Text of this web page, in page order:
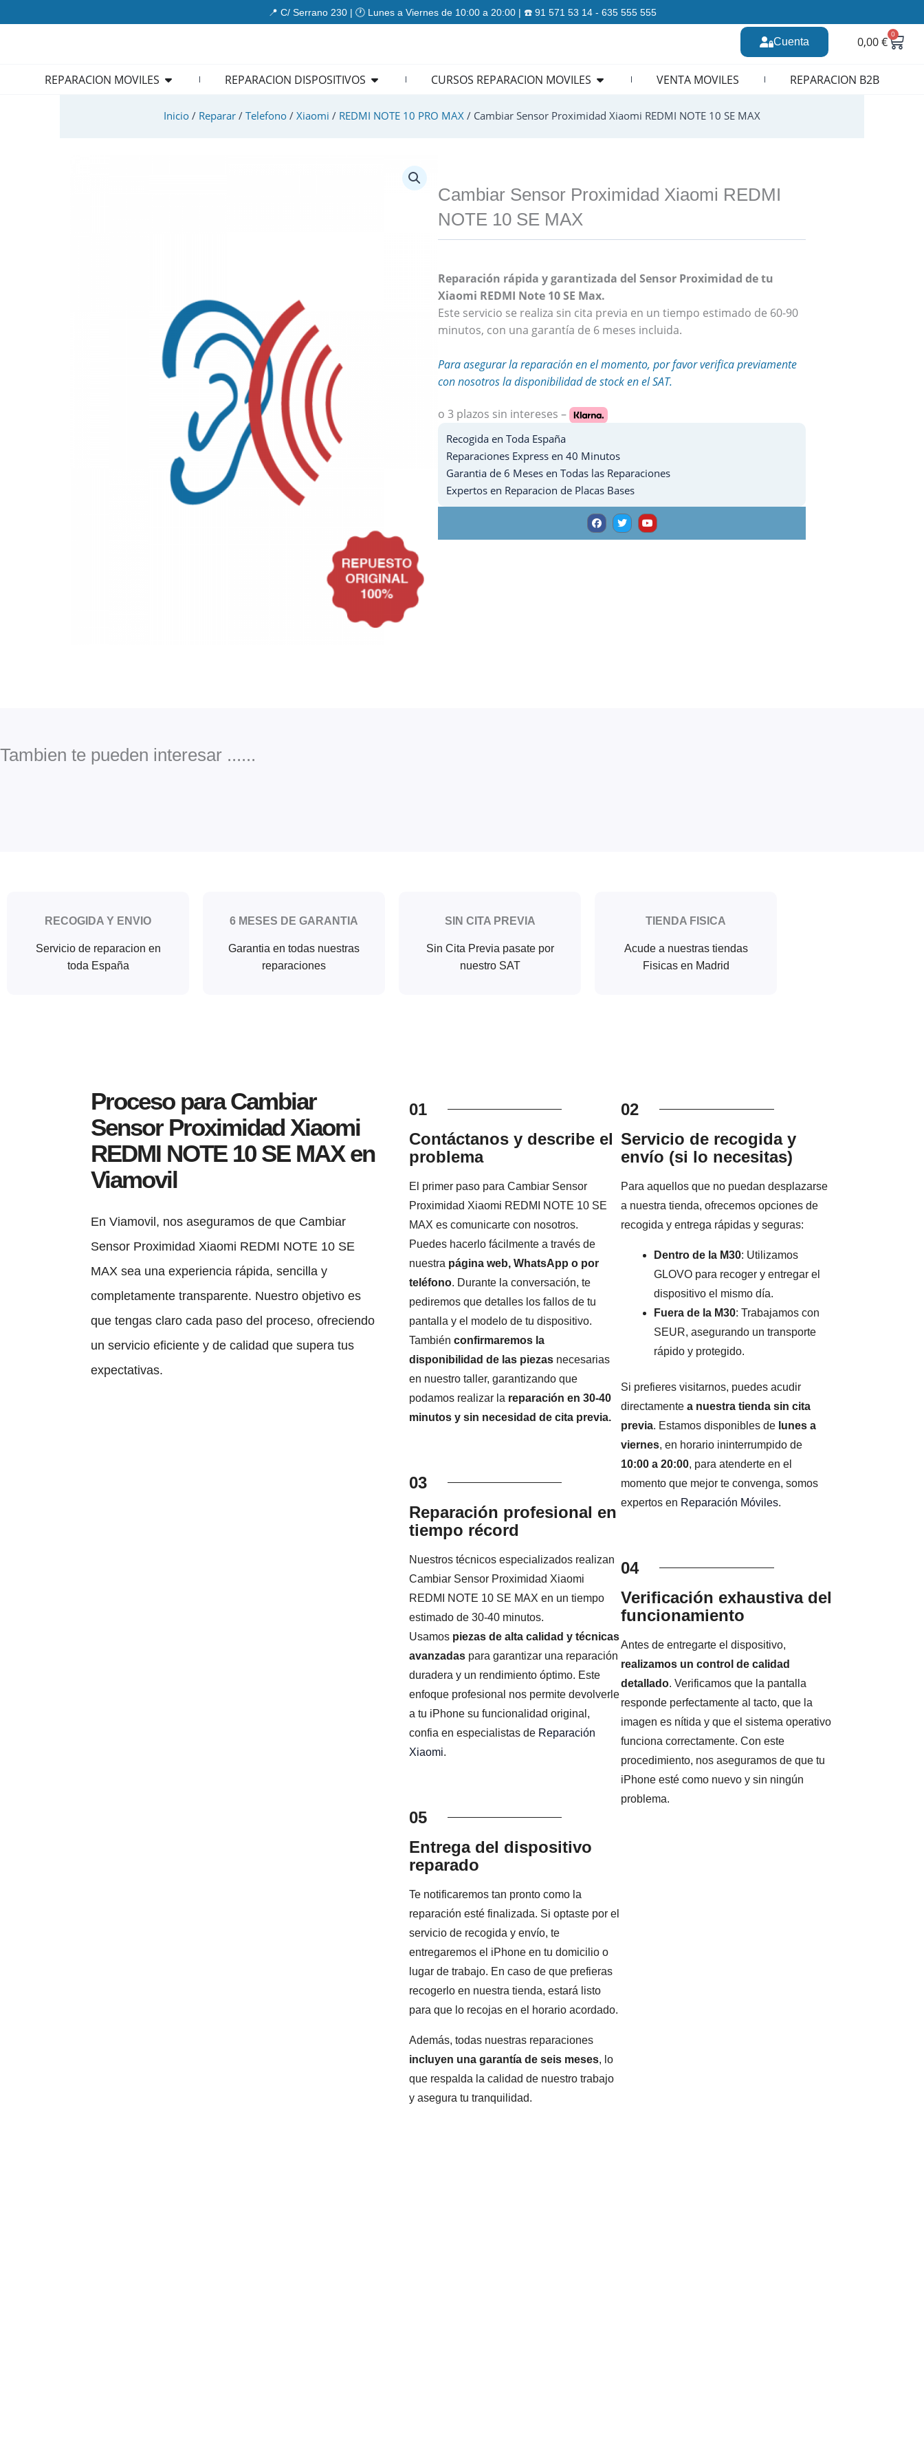
al
📍 C/ Serrano 230 | 🕐 Lunes a Viernes de 10:00 a 20:00 | ☎️ 91 571 53 14 - 635 555 555
Cuenta 0,00€
0
REPARACION MOVILES Open REPARACION MOVILES
REPARACION DISPOSITIVOS Open REPARACION DISPOSITIVOS
CURSOS REPARACION MOVILES Open CURSOS REPARACION MOVILES
VENTA MOVILES REPARACION B2B
Inicio / Reparar / Telefono / Xiaomi / REDMI NOTE 10 PRO MAX / Cambiar Sensor Proximidad Xiaomi REDMI NOTE 10 SE MAX
Cambiar Sensor Proximidad Xiaomi REDMI
NOTE 10 SE MAX
Reparación rápida y garantizada del Sensor Proximidad de tu
Xiaomi REDMI Note 10 SE Max.
Este servicio se realiza sin cita previa en un tiempo estimado de 60-90
minutos, con una garantía de 6 meses incluida.
Para asegurar la reparación en el momento, por favor verifica previamente
con nosotros la disponibilidad de stock en el SAT.
o 3 plazos sin intereses –
Recogida en Toda España
Reparaciones Express en 40 Minutos
Garantia de 6 Meses en Todas las Reparaciones
Expertos en Reparacion de Placas Bases
F
a
c
e
T
w
i
t
Y
o
u
t
Tambien te pueden interesar ......
RECOGIDA Y ENVIO
Servicio de reparacion en
toda España
6 MESES DE GARANTIA
Garantia en todas nuestras
reparaciones
SIN CITA PREVIA
Sin Cita Previa pasate por
nuestro SAT
TIENDA FISICA
Acude a nuestras tiendas
Fisicas en Madrid
Proceso para Cambiar
Sensor Proximidad Xiaomi
REDMI NOTE 10 SE MAX en
Viamovil
En Viamovil, nos aseguramos de que Cambiar
Sensor Proximidad Xiaomi REDMI NOTE 10 SE
MAX sea una experiencia rápida, sencilla y
completamente transparente. Nuestro objetivo es
que tengas claro cada paso del proceso, ofreciendo
un servicio eficiente y de calidad que supera tus
expectativas.
01
Contáctanos y describe el
problema
El primer paso para Cambiar Sensor
Proximidad Xiaomi REDMI NOTE 10 SE
MAX es comunicarte con nosotros.
Puedes hacerlo fácilmente a través de
nuestra página web, WhatsApp o por
teléfono. Durante la conversación, te
pediremos que detalles los fallos de tu
pantalla y el modelo de tu dispositivo.
También confirmaremos la
disponibilidad de las piezasnecesarias
en nuestro taller, garantizando que
podamos realizar la reparación en 30-40
minutos y sin necesidad de cita previa.
03
Reparación profesional en
tiempo récord
Nuestros técnicos especializados realizan
Cambiar Sensor Proximidad Xiaomi
REDMI NOTE 10 SE MAX en un tiempo
estimado de 30-40 minutos.
Usamos piezas de alta calidad y técnicas
avanzadaspara garantizar una reparación
duradera y un rendimiento óptimo. Este
enfoque profesional nos permite devolverle
a tu iPhone su funcionalidad original,
confia en especialistas de Reparación
Xiaomi.
05
Entrega del dispositivo
reparado
Te notificaremos tan pronto como la
reparación esté finalizada. Si optaste por el
servicio de recogida y envío, te
entregaremos el iPhone en tu domicilio o
lugar de trabajo. En caso de que prefieras
recogerlo en nuestra tienda, estará listo
para que lo recojas en el horario acordado.
Además, todas nuestras reparaciones
incluyen una garantía de seis meses, lo
que respalda la calidad de nuestro trabajo
y asegura tu tranquilidad.
02
Servicio de recogida y
envío (si lo necesitas)
Para aquellos que no puedan desplazarse
a nuestra tienda, ofrecemos opciones de
recogida y entrega rápidas y seguras:
Dentro de la M30: Utilizamos
GLOVO para recoger y entregar el
dispositivo el mismo día.
Fuera de la M30: Trabajamos con
SEUR, asegurando un transporte
rápido y protegido.
Si prefieres visitarnos, puedes acudir
directamentea nuestra tienda sin cita
previa. Estamos disponibles de lunes a
viernes, en horario ininterrumpido de
10:00 a 20:00, para atenderte en el
momento que mejor te convenga, somos
expertos en Reparación Móviles.
04
Verificación exhaustiva del
funcionamiento
Antes de entregarte el dispositivo,
realizamos un control de calidad
detallado. Verificamos que la pantalla
responde perfectamente al tacto, que la
imagen es nítida y que el sistema operativo
funciona correctamente. Con este
procedimiento, nos aseguramos de que tu
iPhone esté como nuevo y sin ningún
problema.